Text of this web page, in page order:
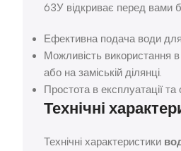
63У відкриває перед вами
Ефективна подача води для
Можливість використання
або на заміській ділянці.
Простота в експлуатації та
Технічні
Технічні характеристики